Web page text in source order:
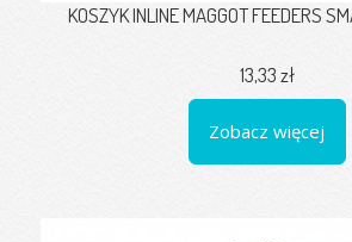
KOSZYK INLINE MAGGOT FEEDERS
13,33 zł
Zobacz więcej